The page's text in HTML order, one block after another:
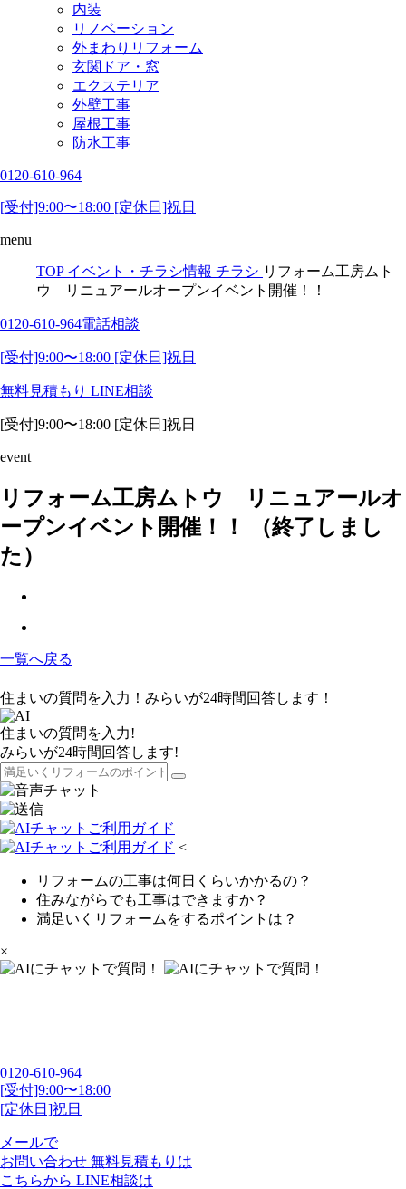
内装
リノベーション
外まわりリフォーム
玄関ドア・窓
エクステリア
外壁工事
屋根工事
防水工事
0120-610-964
[受付]9:00〜18:00 [定休日]祝日
menu
TOP イベント・チラシ情報 チラシ リフォーム工房ムト
ウ リニュアールオープンイベント開催！！
0120-610-964電話相談
[受付]9:00〜18:00 [定休日]祝日
無料見積もり LINE相談
[受付]9:00〜18:00 [定休日]祝日
event
リフォーム工房ムトウ リニュアールオ
ープンイベント開催！！ （終了しまし
た）
一覧へ戻る
住まいの質問を入力！みらいが24時間回答します！
住まいの質問を入力!
みらいが24時間回答します!
<
リフォームの工事は何日くらいかかるの？
住みながらでも工事はできますか？
満足いくリフォームをするポイントは？
×
0120-610-964
[受付]9:00〜18:00
[定休日]祝日
メールで
お問い合わせ 無料見積もりは
こちらから LINE相談は